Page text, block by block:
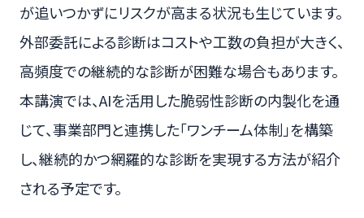
が追いつかずにリスクが高まる状況も生じています。
外部委託による診断はコストや工数の負担が大きく、
高頻度での継続的な診断が困難な場合もあります。
本講演では、AIを活用した脆弱性診断の内製化を通
じて、事業部門と連携した「ワンチーム体制」を構築
し、継続的かつ網羅的な診断を実現する方法が紹介
される予定です。